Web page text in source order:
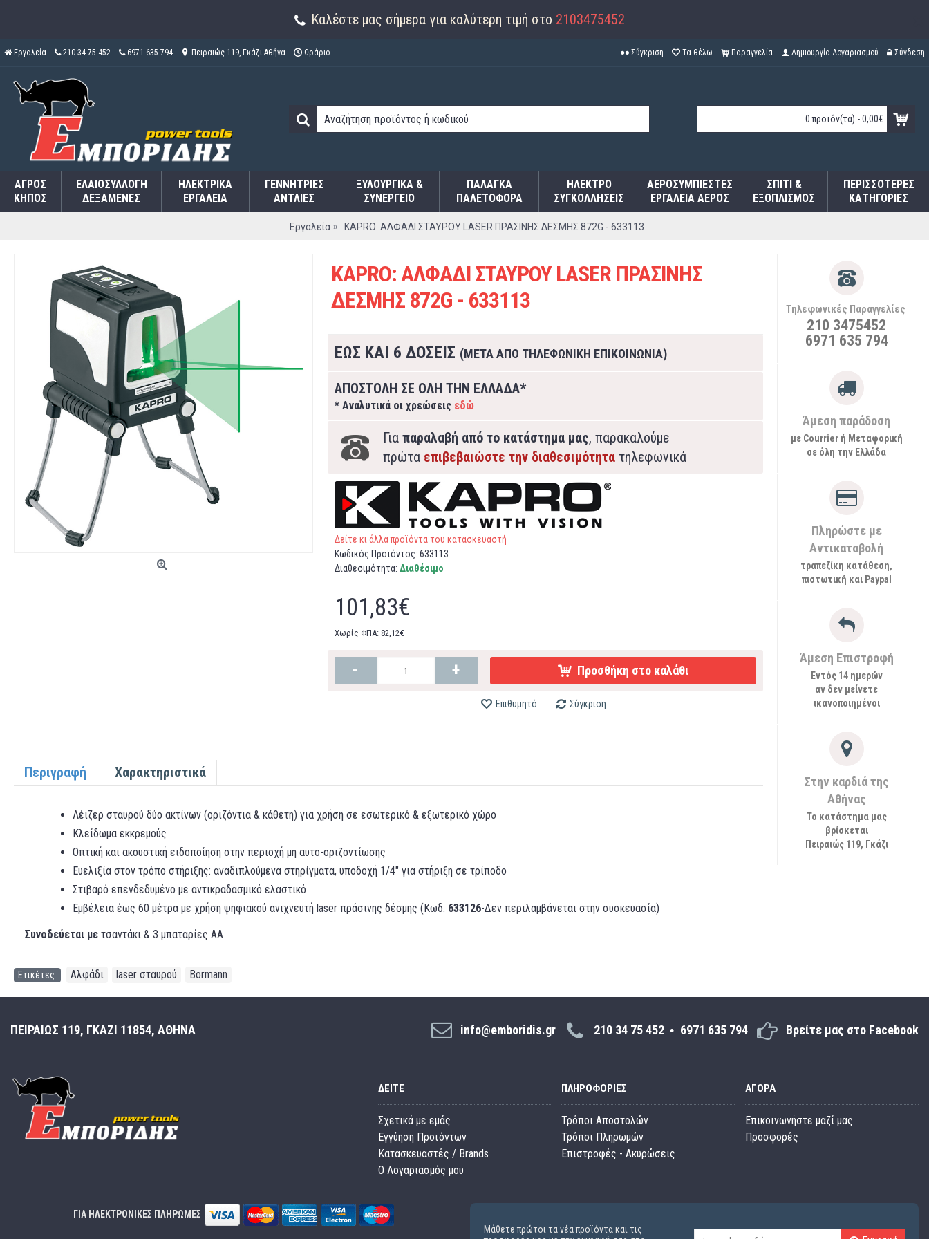
Καλέστε μας σήμερα για καλύτερη τιμή στο 2103475452
Εργαλεία 210 34 75 452 6971 635 794 Πειραιώς 119, Γκάζι Αθήνα Ωράριο Σύγκριση Τα θέλω Παραγγελία Δημιουργία Λογαριασμού Σύνδεση
0 προϊόν(τα) - 0,00€
ΑΓΡΌΣ
ΚΉΠΟΣ
ΕΛΑΙΟΣΥΛΛΟΓΉ
ΔΕΞΑΜΕΝΈΣ
ΗΛΕΚΤΡΙΚΆ
ΕΡΓΑΛΕΊΑ
ΓΕΝΝΉΤΡΙΕΣ
ΑΝΤΛΊΕΣ
ΞΥΛΟΥΡΓΙΚΑ &
ΣΥΝΕΡΓΕΙΟ
ΠΑΛΆΓΚΑ
ΠΑΛΕΤΟΦΌΡΑ
ΗΛΕΚΤΡΟ
ΣΥΓΚΟΛΛΉΣΕΙΣ
ΑΕΡΟΣΥΜΠΙΕΣΤΈΣ
ΕΡΓΑΛΕΊΑ ΑΈΡΟΣ
ΣΠΊΤΙ &
ΕΞΟΠΛΙΣΜΌΣ
ΠΕΡΙΣΣΌΤΕΡΕΣ
ΚΑΤΗΓΟΡΊΕΣ
Εργαλεία KAPRO: ΑΛΦΑΔΙ ΣΤΑΥΡΟΥ LASER ΠΡΑΣΙΝΗΣ ΔΕΣΜΗΣ 872G - 633113
Τηλεφωνικές Παραγγελίες
210 3475452
6971 635 794
Άμεση παράδοση
με Courrier ή Μεταφορική
σε όλη την Ελλάδα
Πληρώστε με
Αντικαταβολή
τραπεζίκη κατάθεση,
πιστωτική και Paypal
Άμεση Επιστροφή
Εντός 14 ημερών
αν δεν μείνετε
ικανοποιημένοι
Στην καρδιά της
Αθήνας
Το κατάστημα μας
βρίσκεται
Πειραιώς 119, Γκάζι
KAPRO: ΑΛΦΑΔΙ ΣΤΑΥΡΟΥ LASER ΠΡΑΣΙΝΗΣ
ΔΕΣΜΗΣ 872G - 633113
ΕΩΣ ΚΑΙ 6 ΔΟΣΕΙΣ (ΜΕΤΑ ΑΠΟ ΤΗΛΕΦΩΝΙΚΗ ΕΠΙΚΟΙΝΩΝΙΑ)
ΑΠΟΣΤΟΛΗ ΣΕ ΟΛΗ ΤΗΝ ΕΛΛΑΔΑ*
* Αναλυτικά οι χρεώσεις εδώ
Για παραλαβή από το κατάστημα μας, παρακαλούμε
πρώτα επιβεβαιώστε την διαθεσιμότητατηλεφωνικά
Δείτε κι άλλα προϊόντα του κατασκευαστή
Κωδικός Προϊόντος: 633113
Διαθεσιμότητα: Διαθέσιμο
101,83€
Χωρίς ΦΠΑ: 82,12€
- + Προσθήκη στο καλάθι
Επιθυμητό Σύγκριση
Περιγραφή Χαρακτηριστικά
Λέιζερ σταυρού δύο ακτίνων (οριζόντια & κάθετη) για χρήση σε εσωτερικό & εξωτερικό χώρο
Κλείδωμα εκκρεμούς
Οπτική και ακουστική ειδοποίηση στην περιοχή μη αυτο-οριζοντίωσης
Ευελιξία στον τρόπο στήριξης: αναδιπλούμενα στηρίγματα, υποδοχή 1/4" για στήριξη σε τρίποδο
Στιβαρό επενδεδυμένο με αντικραδασμικό ελαστικό
Εμβέλεια έως 60 μέτρα με χρήση ψηφιακού ανιχνευτή laser πράσινης δέσμης (Κωδ. 633126-Δεν περιλαμβάνεται στην συσκευασία)
Συνοδεύεται με τσαντάκι & 3 μπαταρίες ΑΑ
Ετικέτες: Αλφάδι laser σταυρού Bormann
ΠΕΙΡΑΙΩΣ 119, ΓΚΑΖΙ 11854, ΑΘΗΝΑ info@emboridis.gr 210 34 75 452 6971 635 794 Βρείτε μας στο Facebook
ΔΕΊΤΕ
Σχετικά με εμάς
Εγγύηση Προϊόντων
Κατασκευαστές / Brands
O Λογαριασμός μου
ΠΛΗΡΟΦΟΡΊΕΣ
Τρόποι Αποστολών
Τρόποι Πληρωμών
Επιστροφές - Ακυρώσεις
ΑΓΟΡΆ
Επικοινωνήστε μαζί μας
Προσφορές
ΓΙΑ ΗΛΕΚΤΡΟΝΙΚΕΣ ΠΛΗΡΩΜΕΣ
Μάθετε πρώτοι τα νέα προϊόντα και τις